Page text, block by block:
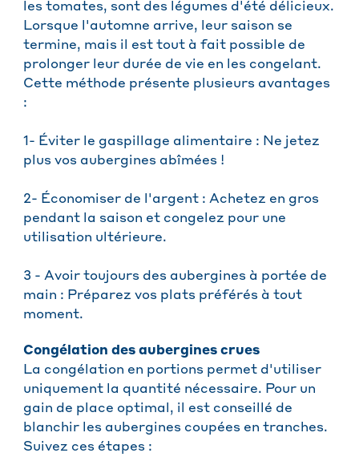
les tomates, sont des légumes d'été délicieux.
Lorsque l'automne arrive, leur saison se
termine, mais il est tout à fait possible de
prolonger leur durée de vie en les congelant.
Cette méthode présente plusieurs avantages
:
1- Éviter le gaspillage alimentaire : Ne jetez
plus vos aubergines abîmées !
2- Économiser de l'argent : Achetez en gros
pendant la saison et congelez pour une
utilisation ultérieure.
3 - Avoir toujours des aubergines à portée de
main : Préparez vos plats préférés à tout
moment.
Congélation des aubergines crues
La congélation en portions permet d'utiliser
uniquement la quantité nécessaire. Pour un
gain de place optimal, il est conseillé de
blanchir les aubergines coupées en tranches.
Suivez ces étapes :